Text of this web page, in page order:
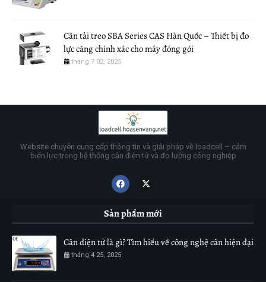
Cân tải treo SBA Series CAS Hàn Quốc – Thiết bị đo
lực căng chính xác cho máy đóng gói
tháng 7 02, 2025
Website chuyên cung cấp thông tin và giải pháp về loadcell – cảm
biến lực trong hệ thống cân điện tử và đo lường công nghiệp
Sản phẩm mới
Cân điện tử là gì? Tìm hiểu về công nghệ cân hiện đại
tháng 4 25, 2025